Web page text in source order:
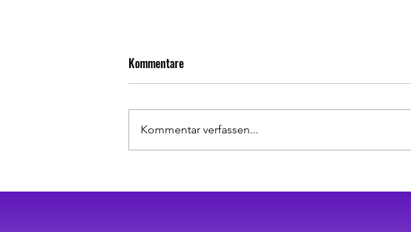
Platz!
Kommentare
Kommentar verfassen...